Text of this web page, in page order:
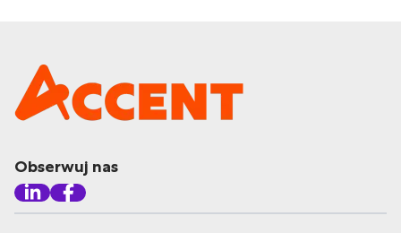
Obserwuj nas